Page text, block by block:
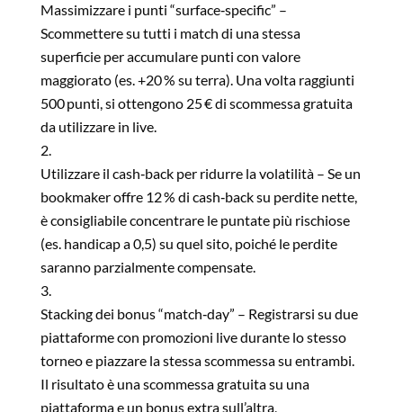
Massimizzare i punti “surface‑specific” –
Scommettere su tutti i match di una stessa
superficie per accumulare punti con valore
maggiorato (es. +20 % su terra). Una volta raggiunti
500 punti, si ottengono 25 € di scommessa gratuita
da utilizzare in live.
Utilizzare il cash‑back per ridurre la volatilità – Se un
bookmaker offre 12 % di cash‑back su perdite nette,
è consigliabile concentrare le puntate più rischiose
(es. handicap a 0,5) su quel sito, poiché le perdite
saranno parzialmente compensate.
Stacking dei bonus “match‑day” – Registrarsi su due
piattaforme con promozioni live durante lo stesso
torneo e piazzare la stessa scommessa su entrambi.
Il risultato è una scommessa gratuita su una
piattaforma e un bonus extra sull’altra,